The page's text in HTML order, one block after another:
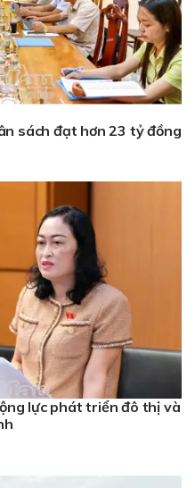
sách đạt hơn 23 tỷ đồng
lực phát triển đô thị và